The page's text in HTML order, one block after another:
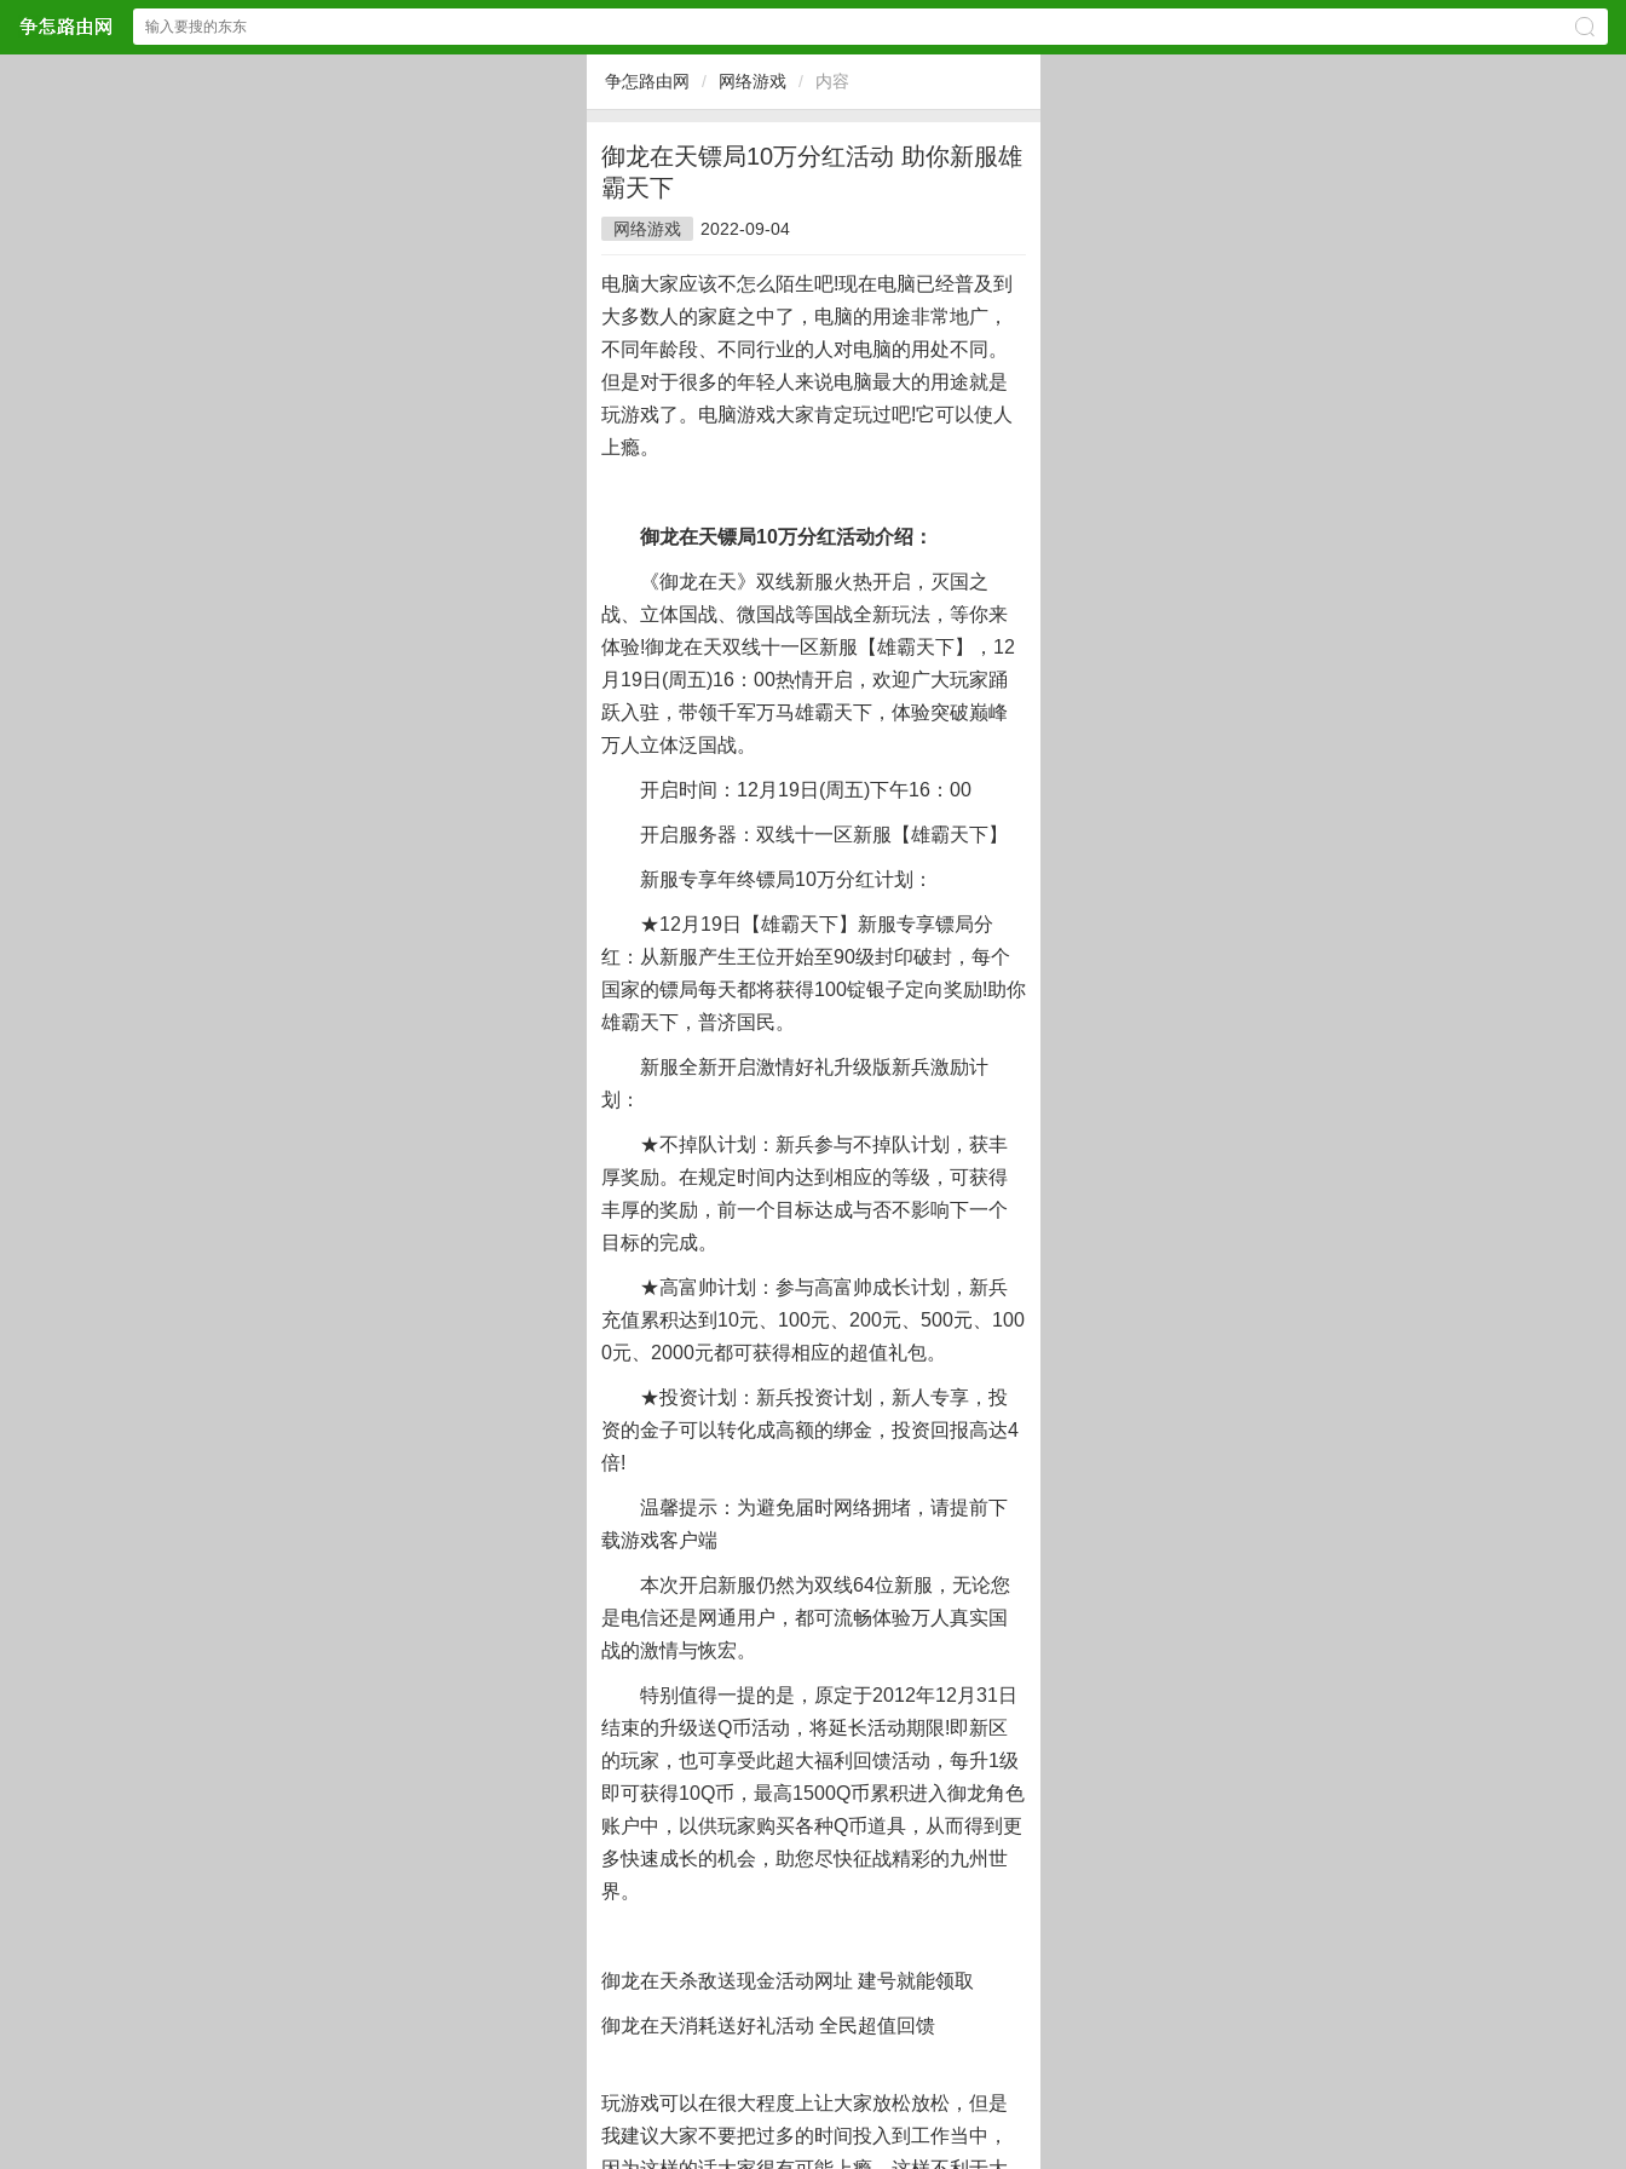
争怎路由网 / 网络游戏 / 内容
御龙在天镖局10万分红活动 助你新服雄
霸天下
网络游戏 2022-09-04
电脑大家应该不怎么陌生吧!现在电脑已经普及到
大多数人的家庭之中了，电脑的用途非常地广，
不同年龄段、不同行业的人对电脑的用处不同。
但是对于很多的年轻人来说电脑最大的用途就是
玩游戏了。电脑游戏大家肯定玩过吧!它可以使人
上瘾。
御龙在天镖局10万分红活动介绍：
《御龙在天》双线新服火热开启，灭国之
战、立体国战、微国战等国战全新玩法，等你来
体验!御龙在天双线十一区新服【雄霸天下】，12
月19日(周五)16：00热情开启，欢迎广大玩家踊
跃入驻，带领千军万马雄霸天下，体验突破巅峰
万人立体泛国战。
开启时间：12月19日(周五)下午16：00
开启服务器：双线十一区新服【雄霸天下】
新服专享年终镖局10万分红计划：
★12月19日【雄霸天下】新服专享镖局分
红：从新服产生王位开始至90级封印破封，每个
国家的镖局每天都将获得100锭银子定向奖励!助你
雄霸天下，普济国民。
新服全新开启激情好礼升级版新兵激励计
划：
★不掉队计划：新兵参与不掉队计划，获丰
厚奖励。在规定时间内达到相应的等级，可获得
丰厚的奖励，前一个目标达成与否不影响下一个
目标的完成。
★高富帅计划：参与高富帅成长计划，新兵
充值累积达到10元、100元、200元、500元、100
0元、2000元都可获得相应的超值礼包。
★投资计划：新兵投资计划，新人专享，投
资的金子可以转化成高额的绑金，投资回报高达4
倍!
温馨提示：为避免届时网络拥堵，请提前下
载游戏客户端
本次开启新服仍然为双线64位新服，无论您
是电信还是网通用户，都可流畅体验万人真实国
战的激情与恢宏。
特别值得一提的是，原定于2012年12月31日
结束的升级送Q币活动，将延长活动期限!即新区
的玩家，也可享受此超大福利回馈活动，每升1级
即可获得10Q币，最高1500Q币累积进入御龙角色
账户中，以供玩家购买各种Q币道具，从而得到更
多快速成长的机会，助您尽快征战精彩的九州世
界。
御龙在天杀敌送现金活动网址 建号就能领取
御龙在天消耗送好礼活动 全民超值回馈
玩游戏可以在很大程度上让大家放松放松，但是
我建议大家不要把过多的时间投入到工作当中，